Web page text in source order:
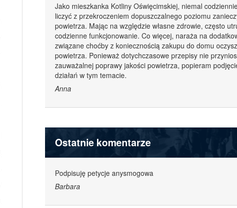
Jako mieszkanka Kotliny Oświęcimskiej, niemal
liczyć z przekroczeniem dopuszczalnego poziomu
powietrza. Mając na względzie własne zdrowie, często
codzienne funkcjonowanie. Co więcej, naraża na
związane choćby z koniecznością zakupu do domu
powietrza. Ponieważ dotychczasowe przepisy nie
zauważalnej poprawy jakości powietrza, popieram
działań w tym temacie.
Anna
Ostatnie komentarze
Podpisuję petycje anysmogowa
Barbara